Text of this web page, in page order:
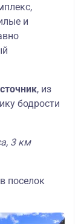
и
, из
бодрости
3 км
поселок